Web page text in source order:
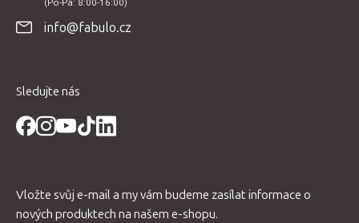
info@fabulo.cz
Sledujte nás
Vložte svůj e-mail a my vám budeme zasílat informace o
nových produktech na našem e-shopu.